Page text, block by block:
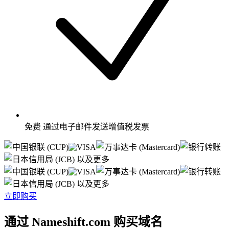
免费 通过电子邮件发送增值税发票
以及更多
以及更多
立即购买
通过 Nameshift.com 购买域名